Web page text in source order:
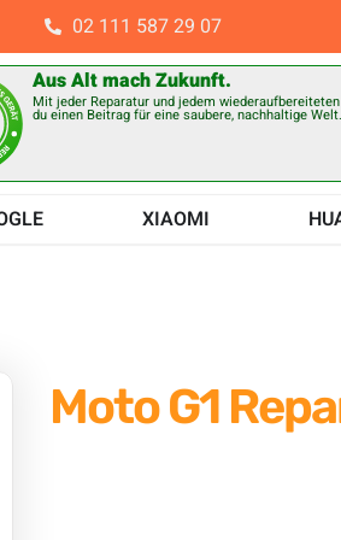
02 111 587 29 07
Aus Alt mach Zukunft.
Mit jeder Reparatur und jedem
du einen Beitrag für eine saubere, nachhaltige Welt.
XIAOMI
Moto G1